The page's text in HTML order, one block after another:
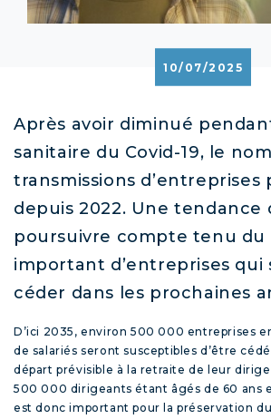
10/07/2025
Après avoir diminué
sanitaire du Covid-19, le
transmissions d’entreprises
depuis 2022. Une tendance
poursuivre compte tenu du
important d’entreprises qui
céder dans les prochaines
D’ici 2035, environ 500 000 entreprises
de salariés seront susceptibles d’être
départ prévisible à la retraite de leur
500 000 dirigeants étant âgés de 60 ans
est donc important pour la préservation